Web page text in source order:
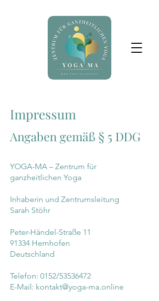
Impressum
Angaben gemäß § 5 DDG
YOGA-MA – Zentrum für
ganzheitlichen Yoga
Inhaberin und Zentrumsleitung
Sarah Stöhr
Peter-Händel-Straße 11
91334 Hemhofen
Deutschland
Telefon: 0152/53536472
E-Mail: kontakt@yoga-ma.online